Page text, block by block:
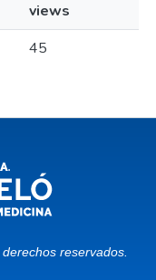
views
45
reservados.